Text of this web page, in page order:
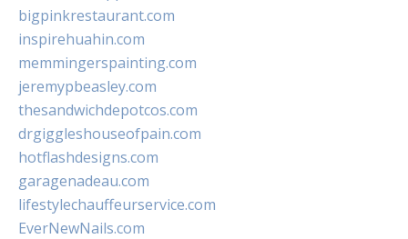
bigpinkrestaurant.com
inspirehuahin.com
memmingerspainting.com
jeremypbeasley.com
thesandwichdepotcos.com
drgiggleshouseofpain.com
hotflashdesigns.com
garagenadeau.com
lifestylechauffeurservice.com
EverNewNails.com